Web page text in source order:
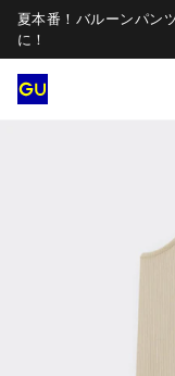
夏本番！バルーンパン
に！